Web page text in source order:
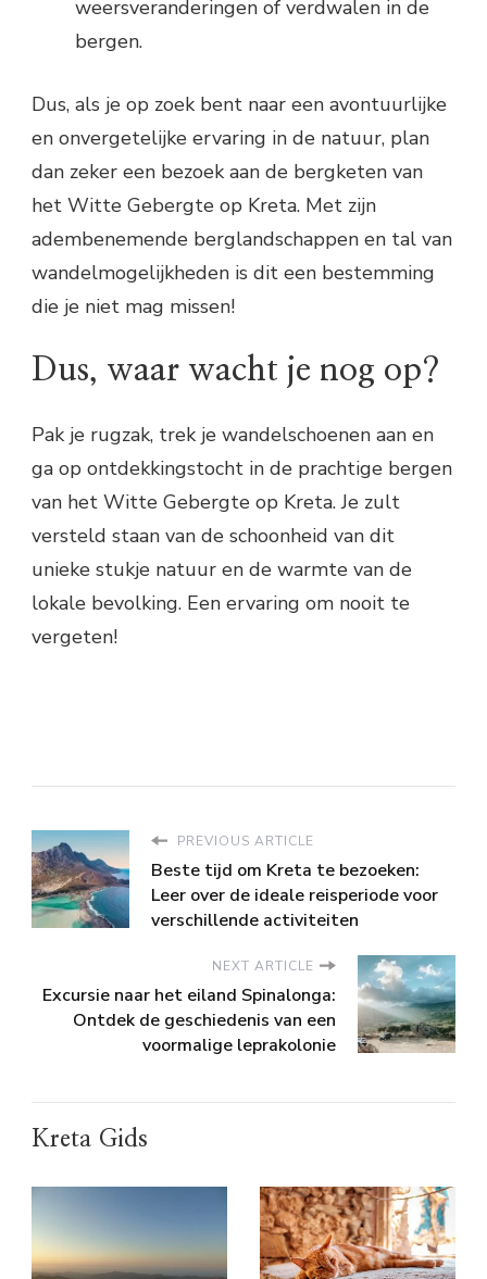
weersveranderingen of verdwalen in de
bergen.
Dus, als je op zoek bent naar een avontuurlijke
en onvergetelijke ervaring in de natuur, plan
dan zeker een bezoek aan de bergketen van
het Witte Gebergte op Kreta. Met zijn
adembenemende berglandschappen en tal van
wandelmogelijkheden is dit een bestemming
die je niet mag missen!
Dus, waar wacht je nog op?
Pak je rugzak, trek je wandelschoenen aan en
ga op ontdekkingstocht in de prachtige bergen
van het Witte Gebergte op Kreta. Je zult
versteld staan van de schoonheid van dit
unieke stukje natuur en de warmte van de
lokale bevolking. Een ervaring om nooit te
vergeten!
PREVIOUS ARTICLE
Beste tijd om Kreta te bezoeken:
Leer over de ideale reisperiode voor
verschillende activiteiten
NEXT ARTICLE
Excursie naar het eiland Spinalonga:
Ontdek de geschiedenis van een
voormalige leprakolonie
Kreta Gids